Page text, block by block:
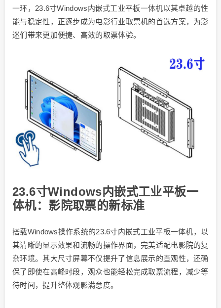
一环，23.6寸Windows内嵌式工业平板一体机以其卓越的性
能与稳定性，正逐步成为电影行业取票机的首选方案，为影
迷们带来更加便捷、高效的取票体验。
23.6寸Windows内嵌式工业平板一
体机：影院取票的新标准
搭载Windows操作系统的23.6寸内嵌式工业平板一体机，以
其清晰的显示效果和流畅的操作界面，完美适配电影院的复
杂环境。其大尺寸屏幕不仅提升了信息展示的直观性，还确
保了即使在高峰时段，观众也能轻松完成取票流程，减少等
待时间，提升整体观影满意度。